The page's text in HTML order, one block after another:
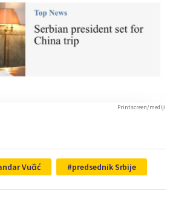
Printscreen/mediji
Vučić predsednik Srbije